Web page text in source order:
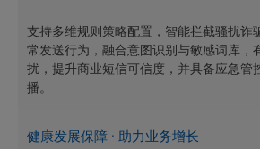
支持多维规则策略配置，智能拦截骚扰诈
常发送行为，融合意图识别与敏感词库，
扰，提升商业短信可信度，并具备应急管
播。
健康发展保障 · 助力业务增长